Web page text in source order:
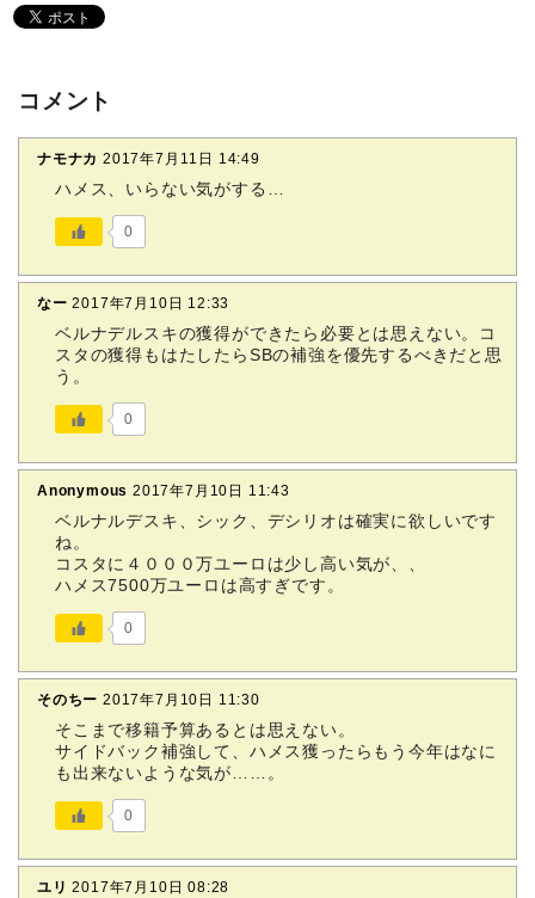
コメント
ナモナカ 2017年7月11日 14:49
ハメス、いらない気がする…
0
なー 2017年7月10日 12:33
ベルナデルスキの獲得ができたら必要とは思えない。コ
スタの獲得もはたしたらSBの補強を優先するべきだと思
う。
0
Anonymous 2017年7月10日 11:43
ベルナルデスキ、シック、デシリオは確実に欲しいです
ね。
コスタに４０００万ユーロは少し高い気が、、
ハメス7500万ユーロは高すぎです。
0
そのちー 2017年7月10日 11:30
そこまで移籍予算あるとは思えない。
サイドバック補強して、ハメス獲ったらもう今年はなに
も出来ないような気が……。
0
ユリ 2017年7月10日 08:28